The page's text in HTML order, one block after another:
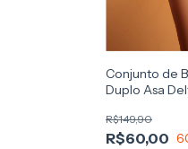
Conjunto de
Duplo Asa
R$60,00
R$149,90